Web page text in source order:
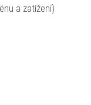
a zatížení)